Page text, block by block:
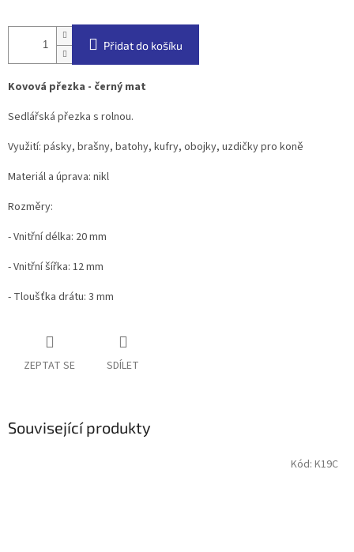
Přidat do košíku
Kovová přezka - černý mat
Sedlářská přezka s rolnou.
Využití: pásky, brašny, batohy, kufry, obojky, uzdičky pro koně
Materiál a úprava: nikl
Rozměry:
- Vnitřní délka: 20 mm
- Vnitřní šířka: 12 mm
- Tloušťka drátu: 3 mm
ZEPTAT SE SDÍLET
Související produkty
Kód: K19C